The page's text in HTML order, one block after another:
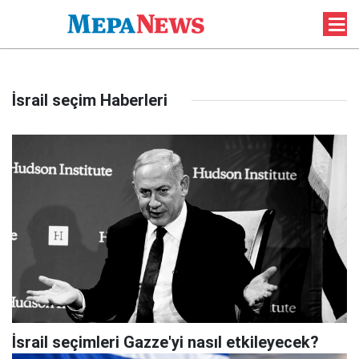
İsrail seçim Haberleri
İsrail seçimleri Gazze'yi nasıl etkileyecek?